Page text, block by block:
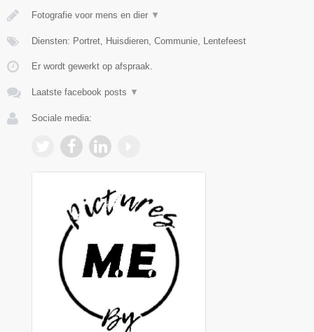
Fotografie voor mens en dier ▼
Diensten: Portret, Huisdieren, Communie, Lentefeest
Er wordt gewerkt op afspraak.
Laatste facebook posts ▼
Sociale media: